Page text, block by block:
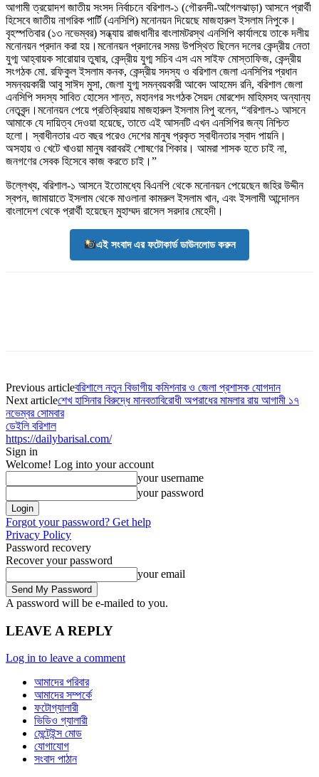
আগামী ত্রয়োদশ জাতীয় সংসদ নির্বাচনে বরিশাল-১ (গৌরনদী-আগৈলঝাড়া) আসনে প্রার্থী
হিসেবে জাতীয় নাগরিক পার্টি (এনসিপি) মনোনয়ন দিয়েছে মাজহারুল ইসলাম নিপুকে।
বৃহস্পতিবার (১৩ নভেম্বর) সন্ধ্যায় রাজধানীর বাংলামটরস্থ এনসিপি কার্যালয়ে তাকে দলীয়
মনোনয়ন প্রদান করা হয়।মনোনয়ন প্রদানের সময় উপস্থিত ছিলেন দলের কেন্দ্রীয় নেতা
যুগ্ম আহ্বায়ক সারোয়ার তুষার, কেন্দ্রীয় যুগ্ম সচিব এস এম সাইফ মোস্তাফিজ, কেন্দ্রীয়
সংগঠক মো. রফিকুল ইসলাম কনক, কেন্দ্রীয় সদস্য ও বরিশাল জেলা এনসিপির প্রধান
সমন্বয়কারী আবু সাঈদ মুসা, জেলা যুগ্ম সমন্বয়কারী আবেদ আহমেদ রনি, বরিশাল জেলা
এনসিপি সদস্য সাবিত হোসেন শান্ত, মহানগর সংগঠক সৈয়দ মোরশেদ মাহিমসহ অন্যান্য
নেতৃবৃন্দ।মনোনয়ন পেয়ে প্রতিক্রিয়ায় মাজহারুল ইসলাম নিপু বলেন, “বরিশাল-১ আসনে
আমাকে যে দায়িত্ব দেওয়া হয়েছে, তাতে এই আসনটি এখন এনসিপির জন্য নিশ্চিত
হলো। স্বাধীনতার এত বছর পরেও দেশের মানুষ প্রকৃত স্বাধীনতার স্বাদ পায়নি।
অসহায় ও খেটে খাওয়া মানুষ বরাবরই শোষণের শিকার। আমরা শাসক হতে চাই না,
জনগণের সেবক হিসেবে কাজ করতে চাই।”
উল্লেখ্য, বরিশাল-১ আসনে ইতোমধ্যে বিএনপি থেকে মনোনয়ন পেয়েছেন জহির উদ্দীন
স্বপন, জামায়াতে ইসলাম থেকে মাওলানা কামরুল ইসলাম খান, এবং ইসলামী আন্দোলন
বাংলাদেশ থেকে প্রার্থী হয়েছেন মুহাম্মদ রাসেল সরদার মেহেদী।
এই সংবাদ এর ফটোকার্ড ডাউনলোড করুন
Previous articleবরিশালে নতুন বিভাগীয় কমিশনার ও জেলা প্রশাসক যোগদান
Next articleশেখ হাসিনার বিরুদ্ধে মানবতাবিরোধী অপরাধের মামলার রায় আগামী ১৭
নভেম্বর সোমবার
ডেইলি বরিশাল
https://dailybarisal.com/
Sign in
Welcome! Log into your account
your username
your password
Forgot your password? Get help
Privacy Policy
Password recovery
Recover your password
your email
A password will be e-mailed to you.
LEAVE A REPLY
Log in to leave a comment
আমাদের পরিবার
আমাদের সম্পর্কে
ফটোগ্যালারী
ভিডিও গ্যালারী
মেন্টেইন্স মোড
যোগাযোগ
সংবাদ পাঠান